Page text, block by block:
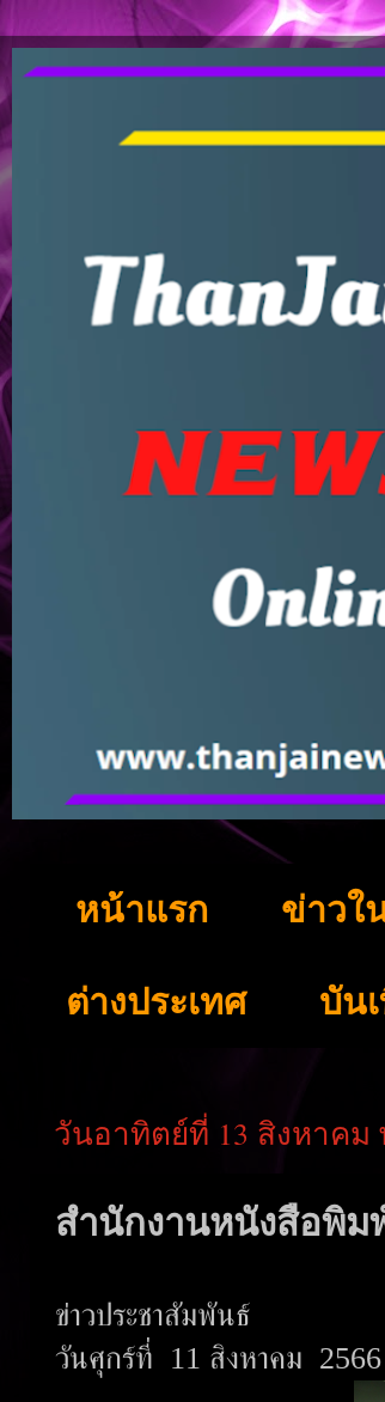
หน้าแรก ข่าวใ
ต่างประเทศ บัน
วันอาทิตย์ที่ 13 สิงหาคม
สำนักงานหนังสือพิม
ข่าวประชาสัมพันธ์
วันศุกร์ที่ 11 สิงหาคม 2566